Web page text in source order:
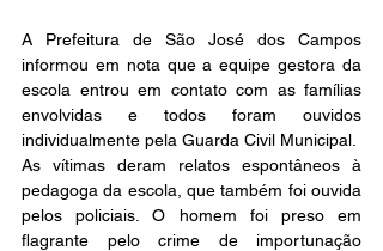
A Prefeitura de São José dos Campos
informou em nota que a equipe gestora da
escola entrou em contato com as famílias
envolvidas e todos foram ouvidos
individualmente pela Guarda Civil Municipal.
As vítimas deram relatos espontâneos à
pedagoga da escola, que também foi ouvida
pelos policiais. O homem foi preso em
flagrante pelo crime de importunação